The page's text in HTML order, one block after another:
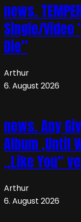
news.
Single/Video
Die”
Arthur
6. August 2026
news. Any
Album ‚Until
„Like You“
Arthur
6. August 2026